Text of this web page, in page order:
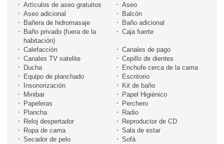
Artículos de aseo gratuitos
Aseo
Aseo adicional
Balcón
Bañera de hidromasaje
Baño adicional
Baño privado (fuera de la
habitación)
Caja fuerte
Calefacción
Canales de pago
Canales TV satelite
Cepillo de dientes
Ducha
Enchufe cerca de la cama
Equipo de planchado
Escritorio
Insonorización
Kit de baño
Minibar
Papel Higiénico
Papeleras
Perchero
Plancha
Radio
Reloj despertador
Reproductor de CD
Ropa de cama
Sala de estar
Secador de pelo
Sofá